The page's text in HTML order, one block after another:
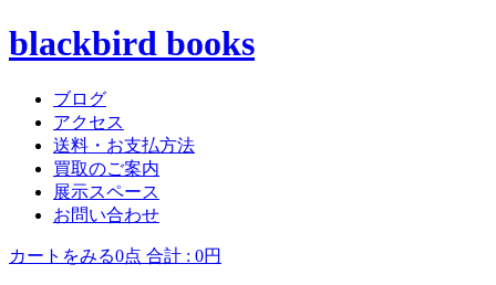
blackbird books
ブログ
アクセス
送料・お支払方法
買取のご案内
展示スペース
お問い合わせ
カートをみる0点 合計 : 0円